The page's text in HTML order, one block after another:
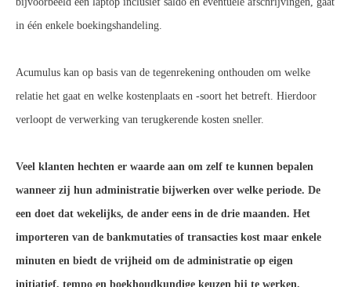
in één enkele boekingshandeling.
Acumulus kan op basis van de tegenrekening onthouden om welke
relatie het gaat en welke kostenplaats en -soort het betreft. Hierdoor
verloopt de verwerking van terugkerende kosten sneller.
Veel klanten hechten er waarde aan om zelf te kunnen bepalen
wanneer zij hun administratie bijwerken over welke periode. De
een doet dat wekelijks, de ander eens in de drie maanden. Het
importeren van de bankmutaties of transacties kost maar enkele
minuten en biedt de vrijheid om de administratie op eigen
initiatief, tempo en boekhoudkundige keuzen bij te werken.